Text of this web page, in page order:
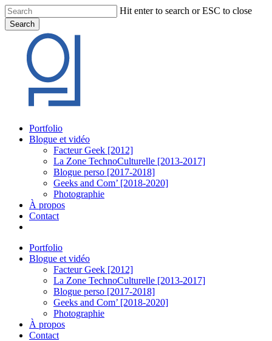
Skip
to
main
content
Hit enter to search or ESC to close
Search
Search
Menu
Portfolio
Blogue et vidéo
Facteur Geek [2012]
La Zone TechnoCulturelle [2013-2017]
Blogue perso [2017-2018]
Geeks and Com’ [2018-2020]
Photographie
À propos
Contact
Portfolio
Blogue et vidéo
Facteur Geek [2012]
La Zone TechnoCulturelle [2013-2017]
Blogue perso [2017-2018]
Geeks and Com’ [2018-2020]
Photographie
À propos
Contact